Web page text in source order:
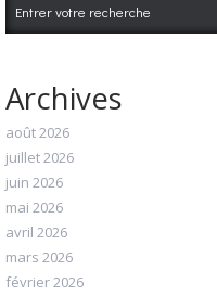
Archives
août 2026
juillet 2026
juin 2026
mai 2026
avril 2026
mars 2026
février 2026